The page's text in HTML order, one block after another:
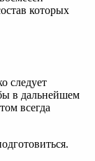
которых
следует
в дальнейшем
всегда